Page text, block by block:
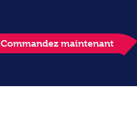
Commandez maintenant